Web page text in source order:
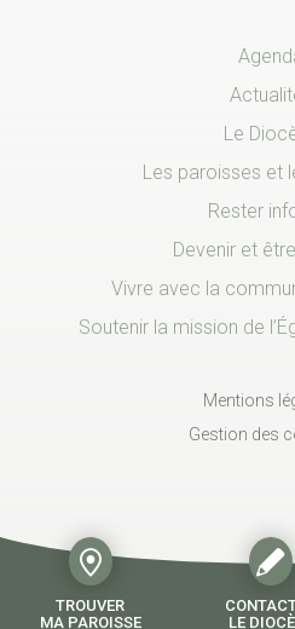
TROUVER
MA PAROISSE
LE
Le
Les paroisses et
Rester
Devenir et
Vivre avec la
Soutenir la mission de
Mentions
Gestion des